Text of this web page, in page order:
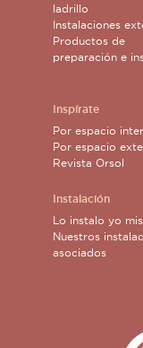
ladrillo
Instalaciones
Productos de
preparación e
Inspírate
Por espacio
Por espacio
Revista Orsol
Instalación
Lo instalo yo
Nuestros
asociados